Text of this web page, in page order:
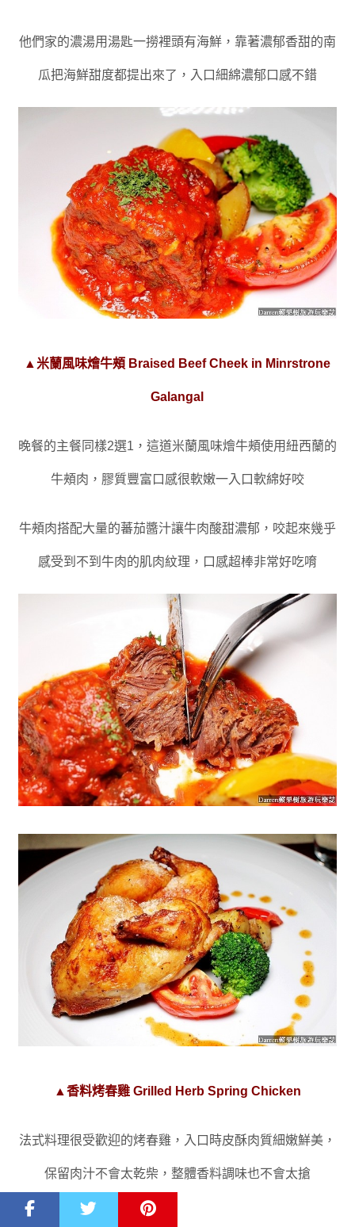
他們家的濃湯用湯匙一撈裡頭有海鮮， 靠著濃郁香甜的南
瓜把海鮮甜度都提出來了，入口細綿濃郁口感不錯
▲米蘭風味燴牛頰 Braised Beef Cheek in Minrstrone
Galangal
晚餐的主餐同樣2選1 ， 這道米蘭風味燴牛頰使用紐西蘭的
牛頰肉 ，膠質豐富 口感很軟嫩一入口軟綿好咬
牛頰肉搭配大量的蕃茄醬汁讓牛肉酸甜濃郁 ， 咬起來幾乎
感受到不到牛肉的肌肉紋理 ， 口感超棒非常好吃唷
▲香料烤春雞 Grilled Herb Spring Chicken
法式料理很受歡迎的烤春雞，入口時皮酥肉質細嫩鮮美，
保留肉汁不會太乾柴，整體香料調味也不會太搶